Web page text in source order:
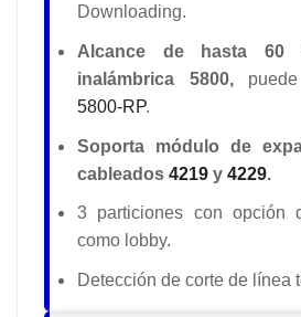
Downloading.
Alcance de hasta
inalámbrica 5800,
5800-RP.
Soporta módulo de
cableados 4219 y 4229.
3 particiones con opción
como lobby.
Detección de corte de línea